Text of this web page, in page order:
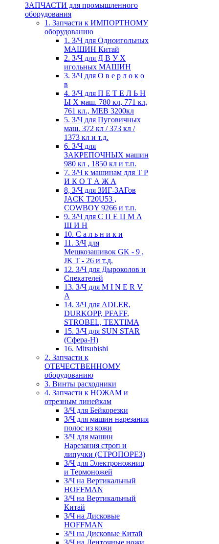
ЗАПЧАСТИ для промышленного
оборудования
1. Запчасти к ИМПОРТНОМУ
оборудованию
1. З/Ч для Одноигольных
МАШИН Китай
2. З/Ч для Д В У Х
игольных МАШИН
3. З/Ч для О в е р л о к о
в
4. З/Ч для П Е Т Е Л Ь Н
Ы Х маш. 780 кл, 771 кл,
761 кл., MEB 3200кл
5. З/Ч для Пуговичных
маш. 372 кл / 373 кл /
1373 кл и т.д.
6. З/Ч для
ЗАКРЕПОЧНЫХ машин
980 кл , 1850 кл и т.п.
7. З/Ч к машинам для Т Р
И К О Т А Ж А
8, З/Ч для ЗИГ-ЗАГов
JACK Т20U53 ,
COWBOY 9266 и т.п.
9. З/Ч для С П Е Ц М А
Ш И Н
10. С а л ь н и к и
11. З/Ч для
Мешкозашивок GK - 9 ,
JK T - 26 и т.д.
12. З/Ч для Дыроколов и
Спекателей
13. З/Ч для M I N E R V
A
14. З/Ч для ADLER,
DURKOPP, PFAFF,
STROBEL, TEXTIMA
15. З/Ч для SUN STAR
(Сфера-Н)
16. Mitsubishi
2. Запчасти к
ОТЕЧЕСТВЕННОМУ
оборудованию
3. Винты расходники
4. Запчасти к НОЖАМ и
отрезным линейкам
З/Ч для Бейкорезки
З/Ч для машин нарезания
полос из кожи
З/Ч для машин
Нарезания строп и
липучки (СТРОПОРЕЗ)
З/Ч для Электроножниц
и Термоножей
З/Ч на Вертикальный
HOFFMAN
З/Ч на Вертикальный
Китай
З/Ч на Дисковые
HOFFMAN
З/Ч на Дисковые Китай
З/Ч на Ленточные ножи